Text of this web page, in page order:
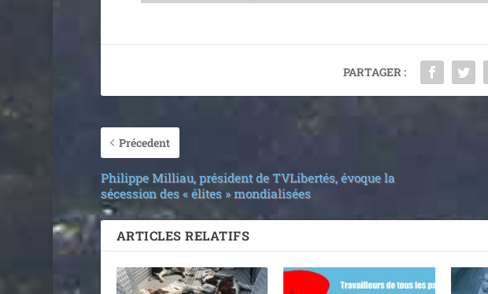
PARTAGER :
Précedent
Philippe Milliau, président de TVLibertés, évoque la
sécession des « élites » mondialisées
ARTICLES RELATIFS